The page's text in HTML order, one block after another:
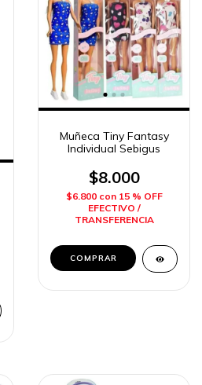
Muñeca Tiny Fantasy
Individual Sebigus
$8.000
$6.800 con 15 % OFF
EFECTIVO /
TRANSFERENCIA